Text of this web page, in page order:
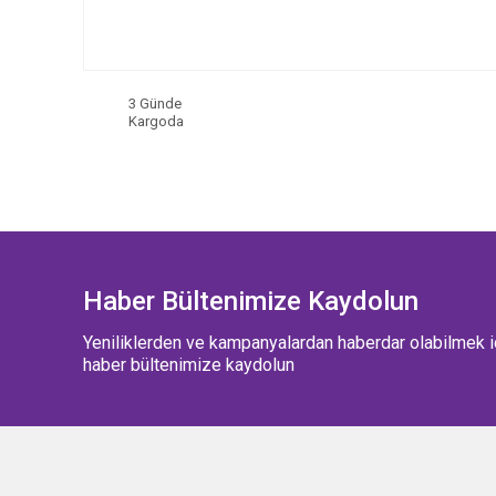
3 Günde
Kargoda
Haber Bültenimize Kaydolun
Yeniliklerden ve kampanyalardan haberdar olabilmek
haber bültenimize kaydolun